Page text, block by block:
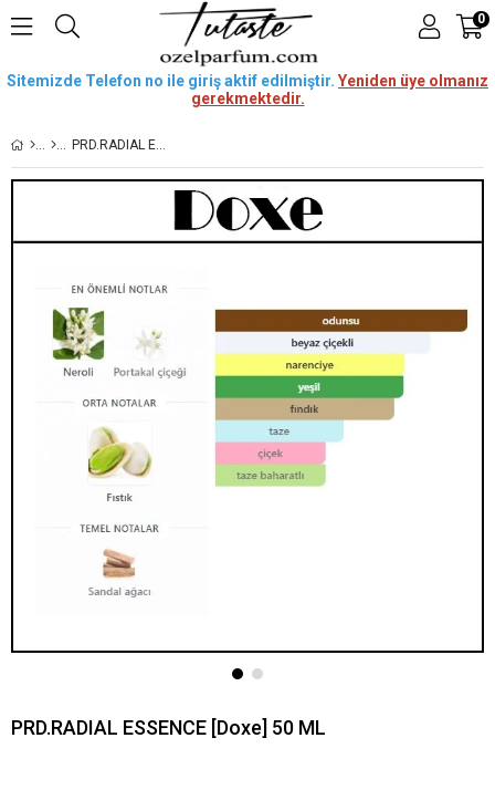
0
Sitemizde Telefon no ile giriş aktif edilmiştir. Yeniden üye olmanız
gerekmektedir.
PRD.RADIAL ESSENCE [DOXE] 50 ML
PRD.RADIAL ESSENCE [Doxe] 50 ML